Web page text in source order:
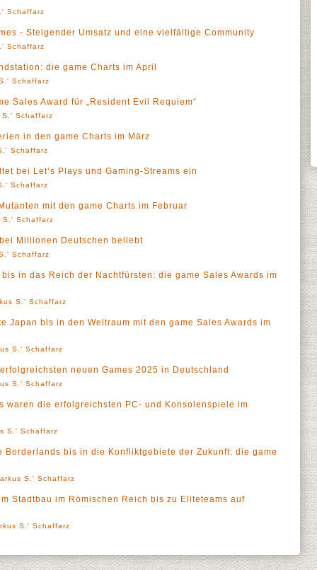
Schaffarz
- Steigender Umsatz und eine vielfältige Community
Schaffarz
die game Charts im April
Schaffarz
Sales Award für „Resident Evil Requiem“
S.' Schaffarz
in den game Charts im März
Schaffarz
bei Let’s Plays und Gaming-Streams ein
Schaffarz
mit den game Charts im Februar
S.' Schaffarz
Millionen Deutschen beliebt
Schaffarz
in das Reich der Nachtfürsten: die game Sales Awards im
S.' Schaffarz
Japan bis in den Weltraum mit den game Sales Awards im
S.' Schaffarz
neuen Games 2025 in Deutschland
S.' Schaffarz
waren die erfolgreichsten PC- und Konsolenspiele im
S.' Schaffarz
Borderlands bis in die Konfliktgebiete der Zukunft: die game
S.' Schaffarz
Stadtbau im Römischen Reich bis zu Eliteteams auf
S.' Schaffarz